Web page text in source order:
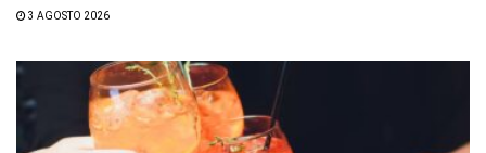
3 AGOSTO 2026